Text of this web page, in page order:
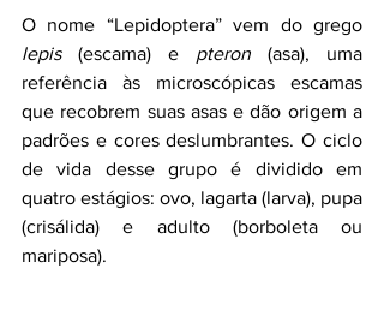
lepis (escama) e pteron (asa), uma
referência às microscópicas escamas
que recobrem suas asas e dão origem a
padrões e cores deslumbrantes. O ciclo
de vida desse grupo é dividido em
quatro estágios: ovo, lagarta (larva), pupa
(crisálida) e adulto (borboleta ou
mariposa).